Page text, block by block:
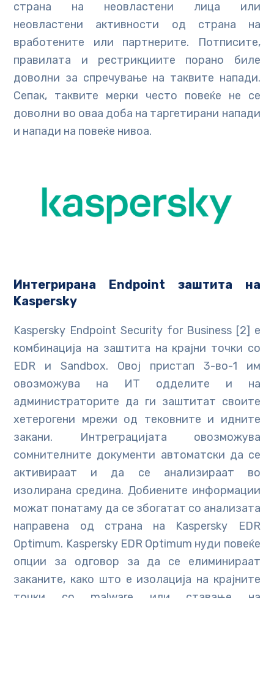
страна на неовластени лица или
неовластени активности од страна на
вработените или партнерите. Потписите,
правилата и рестрикциите порано биле
доволни за спречување на таквите напади.
Сепак, таквите мерки често повеќе не се
доволни во оваа доба на таргетирани напади
и напади на повеќе нивоа.
Интегрирана Endpoint заштита на
Kaspersky
Kaspersky Endpoint Security for Business [2] е
комбинација на заштита на крајни точки со
EDR и Sandbox. Овој пристап 3-во-1 им
овозможува на ИТ одделите и на
администраторите да ги заштитат своите
хетерогени мрежи од тековните и идните
закани. Интреграцијата овозможува
сомнителните документи автоматски да се
активираат и да се анализираат во
изолирана средина. Добиените информации
можат понатаму да се збогатат со анализата
направена од страна на Kaspersky EDR
Optimum. Kaspersky EDR Optimum нуди повеќе
опции за одговор за да се елиминираат
заканите, како што е изолација на крајните
точки со malware или ставање на